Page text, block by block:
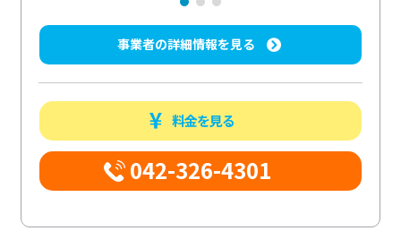
事業者の詳細情報を見る
料金を見る
042-326-4301